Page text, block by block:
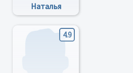
Наталья
Петровна
4.9